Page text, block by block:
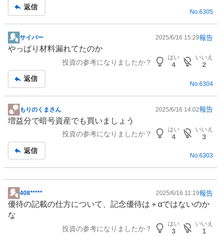
事
返信
No.6305
掲
示
事
サイバー 2025/6/16 15:29報告
やっぱり材料漏れてたのか
投資の参考になりましたか？
はい
4
いいえ
2
返信
No.6304
掲
示
事
もりのくまさん 2025/6/16 14:02報告
増益分で暗号資産でも買いましょう
投資の参考になりましたか？
はい
4
いいえ
3
返信
No.6303
掲
示
板
408***** 2025/6/16 11:19報告
優待の記載の仕方について、記念優待は＋αではないのか
な
投資の参考になりましたか？
はい
3
いいえ
1